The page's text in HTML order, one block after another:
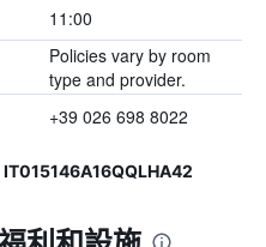
11:00
Policies vary by room
type and provider.
+39 026 698 8022